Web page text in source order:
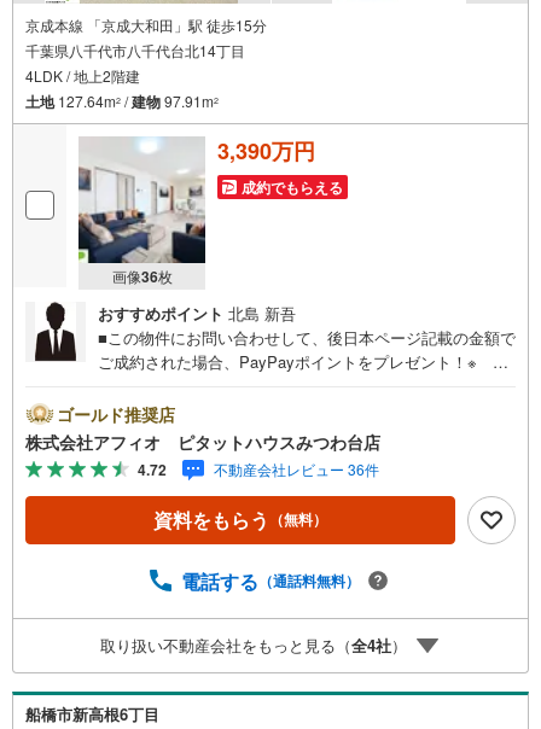
京成本線 「京成大和田」駅 徒歩15分
千葉県八千代市八千代台北14丁目
4LDK / 地上2階建
土地127.64m2 /建物97.91m2
画像36枚
3,390万円
成約でもらえる
おすすめポイント 北島 新吾
■この物件にお問い合わせして、後日本ページ記載の金額で
ご成約された場合、PayPayポイントをプレゼント！※ 条
中‥365日ご案内いつでも大歓迎!!減税措置が受けられる長
期優良住宅/京成大和田駅から徒歩15分、八千代台駅から徒
歩20分■15.5帖のLDK■リビング全体を見渡せるカウンター
キッチン■ストックや食料品が保管できる納戸■全室南西向
きの明るい室内■主寝室には大容量のWIC■2部屋から出入
りでき布団や洗濯物もたくさん干せるバルコニー■玄関がす
制限あり）●お客様の笑顔のために。・* 千葉県の不動産
の一生の宝物になるお家探しの、心強いパートナーになれ
るよう全力でサポート致します！ご見学やご相談には迅速
にご対応致します！お気軽にお問合せ下さいませ！
ゴールド推奨店
株式会社アフィオ ピタットハウスみつわ台店
4.72 不動産会社レビュー 36件
資料をもらう （無料）
電話する （通話料無料）
取り扱い不動産会社をもっと見る（全4社）
船橋市新高根6丁目